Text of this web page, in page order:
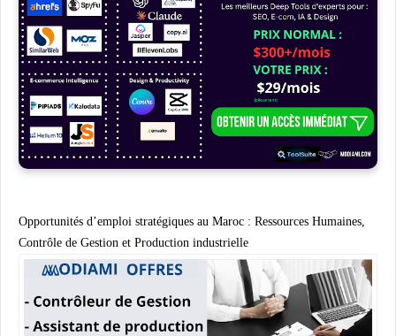
Opportunités d’emploi stratégiques au Maroc : Ressources Humaines,
Contrôle de Gestion et Production industrielle